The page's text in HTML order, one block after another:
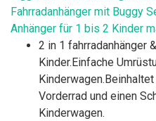
Fahrradanhänger mit Buggy
Anhänger für 1 bis 2 Kinder
2 in 1 fahrradanhänger
Kinder.Einfache
Vorderrad und einen
Kinderwagen.